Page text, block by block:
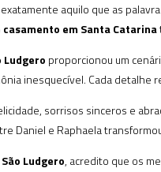
aquilo que as
em Santa Catarina
Ludgero proporcionou um
inesquecível. Cada detalhe
sorrisos sinceros e
Daniel e Raphaela
Ludgero, acredito que os